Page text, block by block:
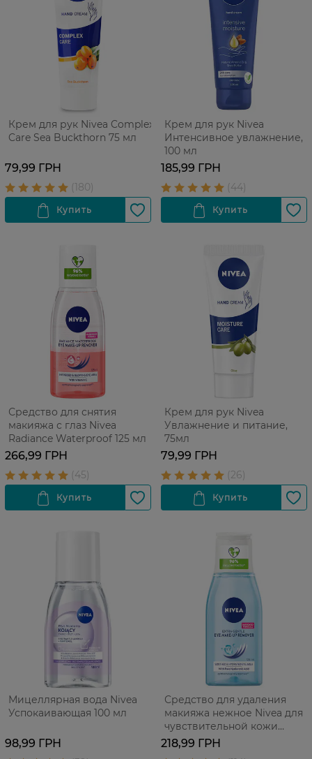
Крем для рук Nivea Complex
Care Sea Buckthorn 75 мл
79,99 ГРН
Крем для рук Nivea
Интенсивное увлажнение,
100 мл
185,99 ГРН
Средство для снятия
макияжа с глаз Nivea
Radiance Waterproof 125 мл
266,99 ГРН
Крем для рук Nivea
Увлажнение и питание,
75мл
79,99 ГРН
Мицеллярная вода Nivea
Успокаивающая 100 мл
98,99 ГРН
Средство для удаления
макияжа нежное Nivea для
чувствительной кожи
вокруг глаз 125 мл
218,99 ГРН